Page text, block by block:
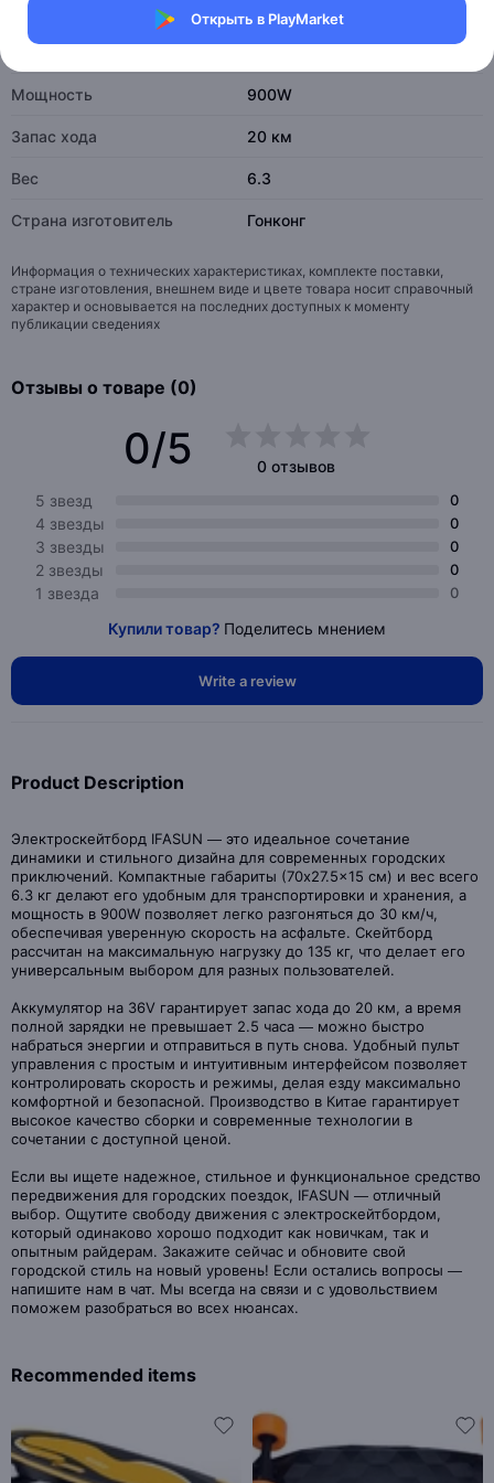
Открыть в PlayMarket
Максимальная нагрузка 135 кг
Мощность 900W
Запас хода 20 км
Вес 6.3
Страна изготовитель Гонконг
Информация о технических характеристиках, комплекте поставки,
стране изготовления, внешнем виде и цвете товара носит справочный
характер и основывается на последних доступных к моменту
публикации сведениях
Отзывы о товаре (0)
0/5
0 отзывов
5 звезд
0
4 звезды 0
3 звезды 0
2 звезды 0
1 звезда 0
Купили товар? Поделитесь мнением
Write a review
Product Description
Электроскейтборд IFASUN — это идеальное сочетание
динамики и стильного дизайна для современных городских
приключений. Компактные габариты (70x27.5x15 см) и вес всего
6.3 кг делают его удобным для транспортировки и хранения, а
мощность в 900W позволяет легко разгоняться до 30 км/ч,
обеспечивая уверенную скорость на асфальте. Скейтборд
рассчитан на максимальную нагрузку до 135 кг, что делает его
универсальным выбором для разных пользователей.
Аккумулятор на 36V гарантирует запас хода до 20 км, а время
полной зарядки не превышает 2.5 часа — можно быстро
набраться энергии и отправиться в путь снова. Удобный пульт
управления с простым и интуитивным интерфейсом позволяет
контролировать скорость и режимы, делая езду максимально
комфортной и безопасной. Производство в Китае гарантирует
высокое качество сборки и современные технологии в
сочетании с доступной ценой.
Если вы ищете надежное, стильное и функциональное средство
передвижения для городских поездок, IFASUN — отличный
выбор. Ощутите свободу движения с электроскейтбордом,
который одинаково хорошо подходит как новичкам, так и
опытным райдерам. Закажите сейчас и обновите свой
городской стиль на новый уровень! Если остались вопросы —
напишите нам в чат. Мы всегда на связи и с удовольствием
поможем разобраться во всех нюансах.
Recommended items